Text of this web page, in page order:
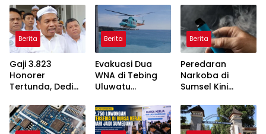
Berita
Gaji 3.823
Honorer
Tertunda, Dedi
Bertemu Menteri
PANRB
Berita
Evakuasi Dua
WNA di Tebing
Uluwatu
Akses Curam
Berita
Peredaran
Narkoba di
Sumsel Kini
Lewat Vape,
Kenali Tanda-
Tandanya